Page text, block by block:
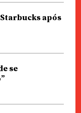
Starbucks após
se